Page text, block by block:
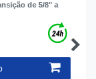
de 5/8" a